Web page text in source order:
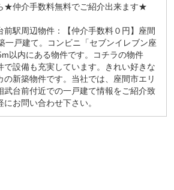
★仲介手数料無料でご紹介出来ます★
前駅周辺物件：【仲介手数料０円】座間
戸建て。コンビニ「セブンイレブン座
以内にある物件です。コチラの物件
で設備も充実しています。きれい好きな
の新築物件です。当社では、座間市エリ
武台前付近での一戸建て情報をご紹介致
お問い合わせ下さい。